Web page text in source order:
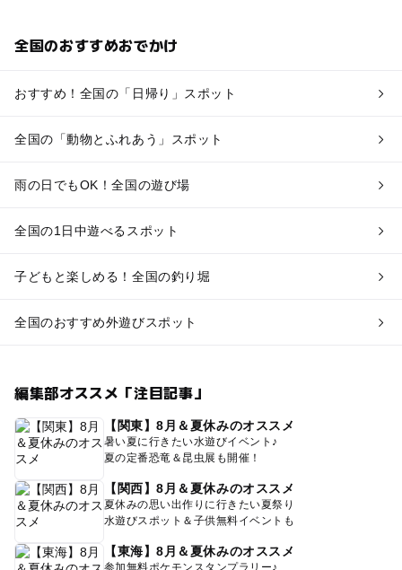
全国のおすすめおでかけ
おすすめ！全国の「日帰り」スポット
全国の「動物とふれあう」スポット
雨の日でもOK！全国の遊び場
全国の1日中遊べるスポット
子どもと楽しめる！全国の釣り堀
全国のおすすめ外遊びスポット
編集部オススメ「注目記事」
【関東】8月＆夏休みのオススメ
暑い夏に行きたい水遊びイベント♪
夏の定番恐竜＆昆虫展も開催！
【関西】8月＆夏休みのオススメ
夏休みの思い出作りに行きたい夏祭り
水遊びスポット＆子供無料イベントも
【東海】8月＆夏休みのオススメ
参加無料ポケモンスタンプラリー♪